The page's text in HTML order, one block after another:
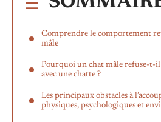
Comprendre le comportement
mâle
Pourquoi un chat mâle refuse-t-il
avec une chatte ?
Les principaux obstacles à
physiques, psychologiques et